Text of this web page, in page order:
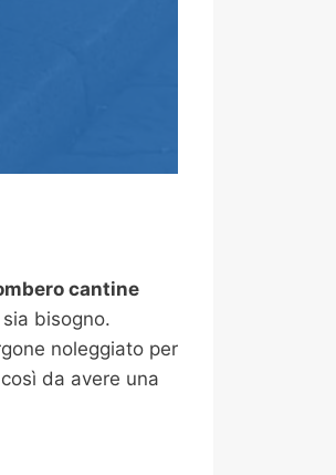
cantine
bisogno.
noleggiato per
da avere una